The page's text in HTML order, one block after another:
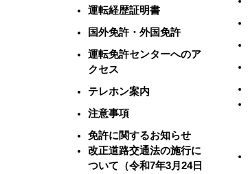
運転経歴証明書
国外免許・外国免許
運転免許センターへのア
クセス
テレホン案内
注意事項
免許に関するお知らせ
改正道路交通法の施行に
ついて（令和7年3月24日